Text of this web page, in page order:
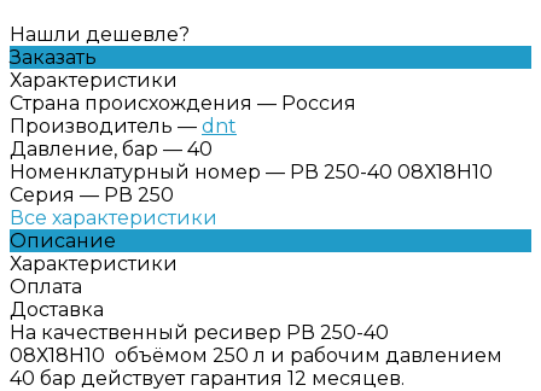
Нашли дешевле?
Заказать
Характеристики
Страна происхождения — Россия
Производитель — dnt
Давление, бар — 40
Номенклатурный номер — РВ 250-40 08Х18Н10
Серия — РВ 250
Все характеристики
Описание
Характеристики
Оплата
Доставка
На качественный ресивер РВ 250-40
08Х18Н10 объёмом 250 л и рабочим давлением
40 бар действует гарантия 12 месяцев.